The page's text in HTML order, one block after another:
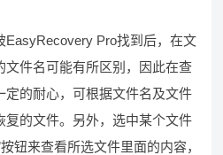
EasyRecovery Pro找到后，在文
文件名可能有所区别，因此在查
定的耐心，可根据文件名及文件
复的文件。另外，选中某个文件
钮来查看所选文件里面的内容，